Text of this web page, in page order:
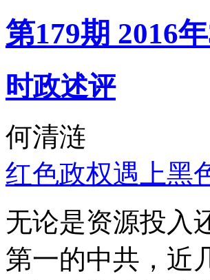
第179期 2016
时政述评
何清涟
红色政权遇上黑
无论是资源投入
第一的中共，近